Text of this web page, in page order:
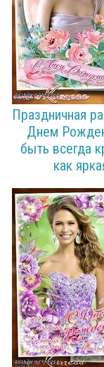
Праздничная
Днем
быть всегда
как